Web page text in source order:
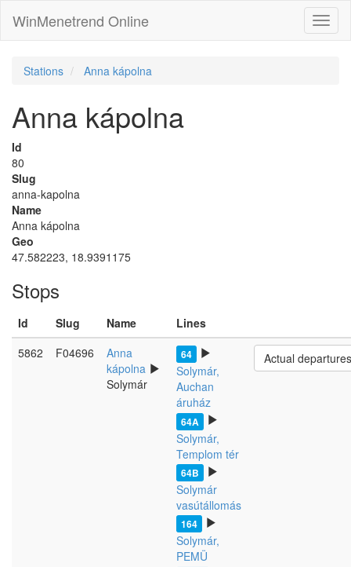
WinMenetrend Online
Stations Anna kápolna
Anna kápolna
Id
80
Slug
anna-kapolna
Name
Anna kápolna
Geo
47.582223, 18.9391175
Stops
Id Slug Name
Lines
5862
F04696
Anna
kápolna
Solymár
64
Solymár,
Auchan
áruház
64A
Solymár,
Templom tér
64B
Solymár
vasútállomás
164
Solymár,
PEMÜ
Actual departures